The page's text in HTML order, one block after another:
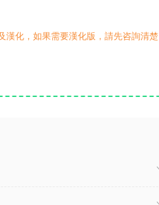
漢化，如果需要漢化版，請先咨詢清楚